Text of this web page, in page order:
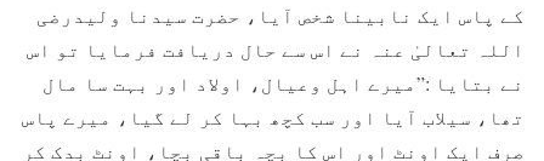
کے پاس ایک نابینا شخص آیا، حضرت سيدنا وليدرضی
اللہ تعالیٰ عنہ نے اس سے حال دریافت فرمایا تو اس
نے بتايا :”ميرے اہل وعيال، اولاد اور بہت سا مال
تھا، سيلاب آيا اور سب کچھ بہا کر لے گيا، ميرے پاس
صرف ايک اونٹ اور اس کا بچہ باقی بچا، اونٹ بدک کر